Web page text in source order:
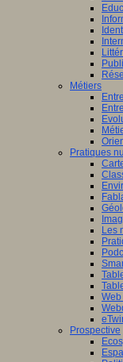
Métiers
Pratiques
Les
Prospective